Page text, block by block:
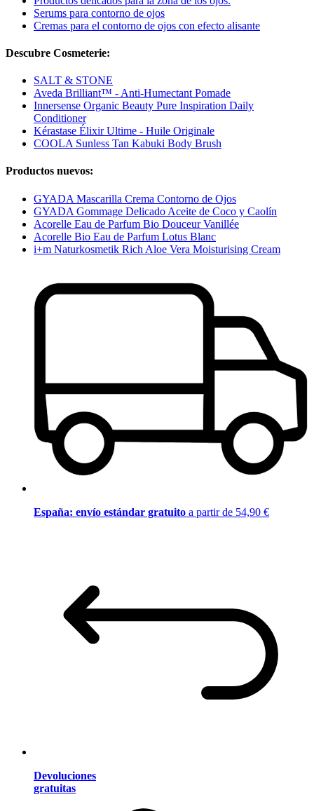
Serums para contorno de ojos
Cremas para el contorno de ojos con efecto alisante
Descubre Cosmeterie:
SALT & STONE
Aveda Brilliant™ - Anti-Humectant Pomade
Innersense Organic Beauty Pure Inspiration Daily
Conditioner
Kérastase Élixir Ultime - Huile Originale
COOLA Sunless Tan Kabuki Body Brush
Productos nuevos:
GYADA Mascarilla Crema Contorno de Ojos
GYADA Gommage Delicado Aceite de Coco y Caolín
Acorelle Eau de Parfum Bio Douceur Vanillée
Acorelle Bio Eau de Parfum Lotus Blanc
i+m Naturkosmetik Rich Aloe Vera Moisturising Cream
España: envío estándar gratuito a partir de 54,90 €
Devoluciones
gratuitas